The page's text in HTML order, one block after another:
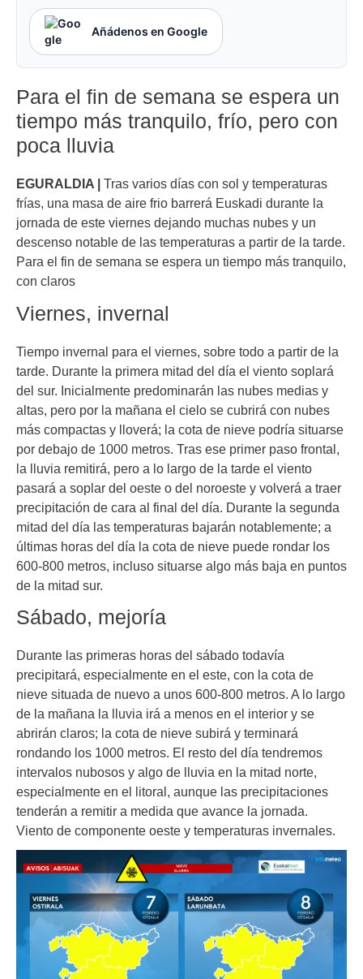
Añádenos en Google
Para el fin de semana se espera un
tiempo más tranquilo, frío, pero con
poca lluvia
EGURALDIA |
Tras varios días con sol y temperaturas
frías, una masa de aire frio barrerá Euskadi durante la
jornada de este viernes dejando muchas nubes y un
descenso notable de las temperaturas a partir de la tarde.
Para el fin de semana se espera un tiempo más tranquilo,
con claros
Viernes, invernal
Tiempo invernal para el viernes, sobre todo a partir de la
tarde. Durante la primera mitad del día el viento soplará
del sur. Inicialmente predominarán las nubes medias y
altas, pero por la mañana el cielo se cubrirá con nubes
más compactas y lloverá; la cota de nieve podría situarse
por debajo de 1000 metros. Tras ese primer paso frontal,
la lluvia remitirá, pero a lo largo de la tarde el viento
pasará a soplar del oeste o del noroeste y volverá a traer
precipitación de cara al final del día. Durante la segunda
mitad del día las temperaturas bajarán notablemente; a
últimas horas del día la cota de nieve puede rondar los
600-800 metros, incluso situarse algo más baja en puntos
de la mitad sur.
Sábado, mejoría
Durante las primeras horas del sábado todavía
precipitará, especialmente en el este, con la cota de
nieve situada de nuevo a unos 600-800 metros. A lo largo
de la mañana la lluvia irá a menos en el interior y se
abrirán claros; la cota de nieve subirá y terminará
rondando los 1000 metros. El resto del día tendremos
intervalos nubosos y algo de lluvia en la mitad norte,
especialmente en el litoral, aunque las precipitaciones
tenderán a remitir a medida que avance la jornada.
Viento de componente oeste y temperaturas invernales.